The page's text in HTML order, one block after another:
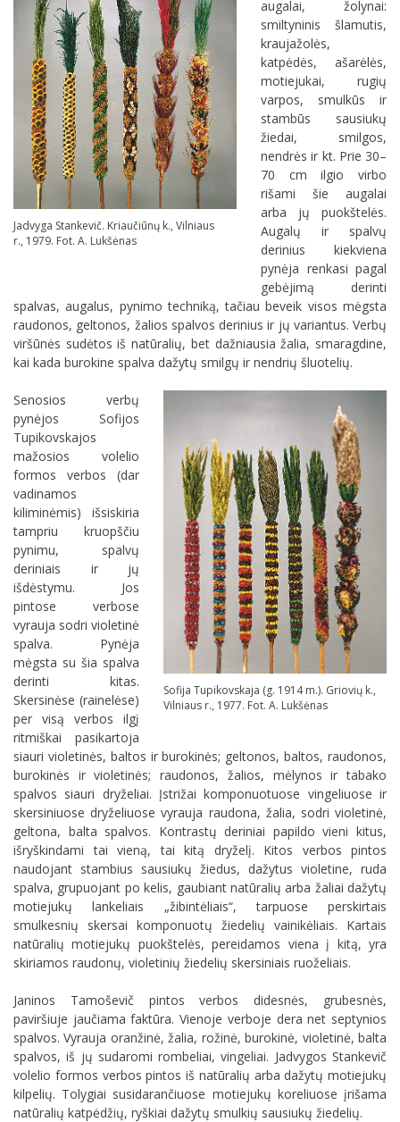
Jadvyga Stankevič. Kriaučiūnų k., Vilniaus
r., 1979. Fot. A. Lukšėnas
augalai, žolynai:
smiltyninis šlamutis,
kraujažolės,
katpėdės, ašarėlės,
motiejukai, rugių
varpos, smulkūs ir
stambūs sausiukų
žiedai, smilgos,
nendrės ir kt. Prie 30–
70 cm ilgio virbo
rišami šie augalai
arba jų puokštelės.
Augalų ir spalvų
derinius kiekviena
pynėja renkasi pagal
gebėjimą derinti
spalvas, augalus, pynimo techniką, tačiau beveik visos mėgsta
raudonos, geltonos, žalios spalvos derinius ir jų variantus. Verbų
viršūnės sudėtos iš natūralių, bet dažniausia žalia, smaragdine,
kai kada burokine spalva dažytų smilgų ir nendrių šluotelių.
Sofija Tupikovskaja (g. 1914 m.). Griovių k.,
Vilniaus r., 1977. Fot. A. Lukšėnas
Senosios verbų
pynėjos Sofijos
Tupikovskajos
mažosios volelio
formos verbos (dar
vadinamos
kiliminėmis) išsiskiria
tampriu kruopščiu
pynimu, spalvų
deriniais ir jų
išdėstymu. Jos
pintose verbose
vyrauja sodri violetinė
spalva. Pynėja
mėgsta su šia spalva
derinti kitas.
Skersinėse (rainelėse)
per visą verbos ilgį
ritmiškai pasikartoja
siauri violetinės, baltos ir burokinės; geltonos, baltos, raudonos,
burokinės ir violetinės; raudonos, žalios, mėlynos ir tabako
spalvos siauri dryželiai. Įstrižai komponuotuose vingeliuose ir
skersiniuose dryželiuose vyrauja raudona, žalia, sodri violetinė,
geltona, balta spalvos. Kontrastų deriniai papildo vieni kitus,
išryškindami tai vieną, tai kitą dryželį. Kitos verbos pintos
naudojant stambius sausiukų žiedus, dažytus violetine, ruda
spalva, grupuojant po kelis, gaubiant natūralių arba žaliai dažytų
motiejukų lankeliais „žibintėliais“, tarpuose perskirtais
smulkesnių skersai komponuotų žiedelių vainikėliais. Kartais
natūralių motiejukų puokštelės, pereidamos viena į kitą, yra
skiriamos raudonų, violetinių žiedelių skersiniais ruoželiais.
Janinos Tamoševič pintos verbos didesnės, grubesnės,
paviršiuje jaučiama faktūra. Vienoje verboje dera net septynios
spalvos. Vyrauja oranžinė, žalia, rožinė, burokinė, violetinė, balta
spalvos, iš jų sudaromi rombeliai, vingeliai. Jadvygos Stankevič
volelio formos verbos pintos iš natūralių arba dažytų motiejukų
kilpelių. Tolygiai susidarančiuose motiejukų koreliuose įrišama
natūralių katpėdžių, ryškiai dažytų smulkių sausiukų žiedelių.